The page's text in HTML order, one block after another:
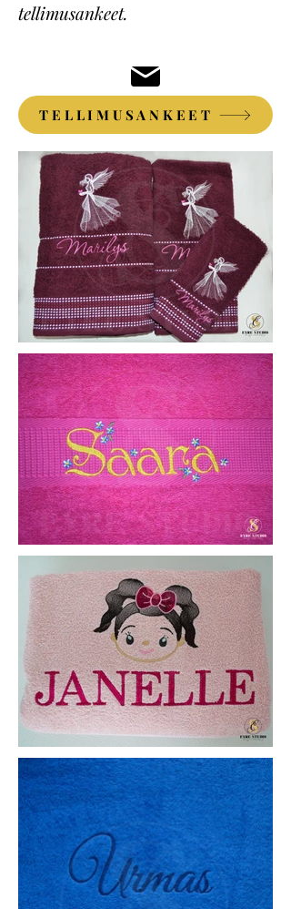
tellimusankeet.
TELLIMUSANKEET